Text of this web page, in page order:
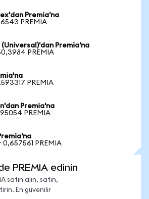
Premia'na
PREMIA
(Universal)'dan Premia'na
PREMIA
PREMIA
Premia'na
PREMIA
0,657561 PREMIA
PREMIA edinin
satın alın, satın,
En güvenilir